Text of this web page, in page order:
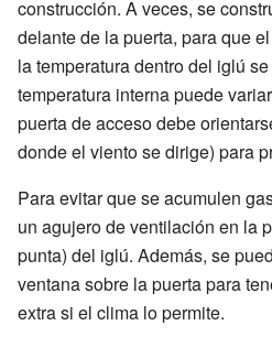
construcción. A veces, se
delante de la puerta, para que
la temperatura dentro del iglú
temperatura interna puede
puerta de acceso debe
donde el viento se dirige) para
Para evitar que se acumulen
un agujero de ventilación en la
punta) del iglú. Además, se
ventana sobre la puerta para
extra si el clima lo permite.